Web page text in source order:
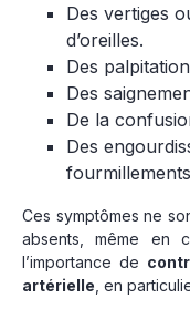
Des vertiges
d’oreilles.
Des
Des
De la
Des
Ces symptômes ne
absents, même en
l’importance de
artérielle , en